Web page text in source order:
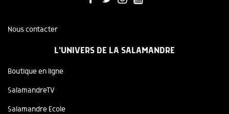
Nous contacter
L'UNIVERS DE LA SALAMANDRE
Boutique en ligne
SalamandreTV
Salamandre Ecole